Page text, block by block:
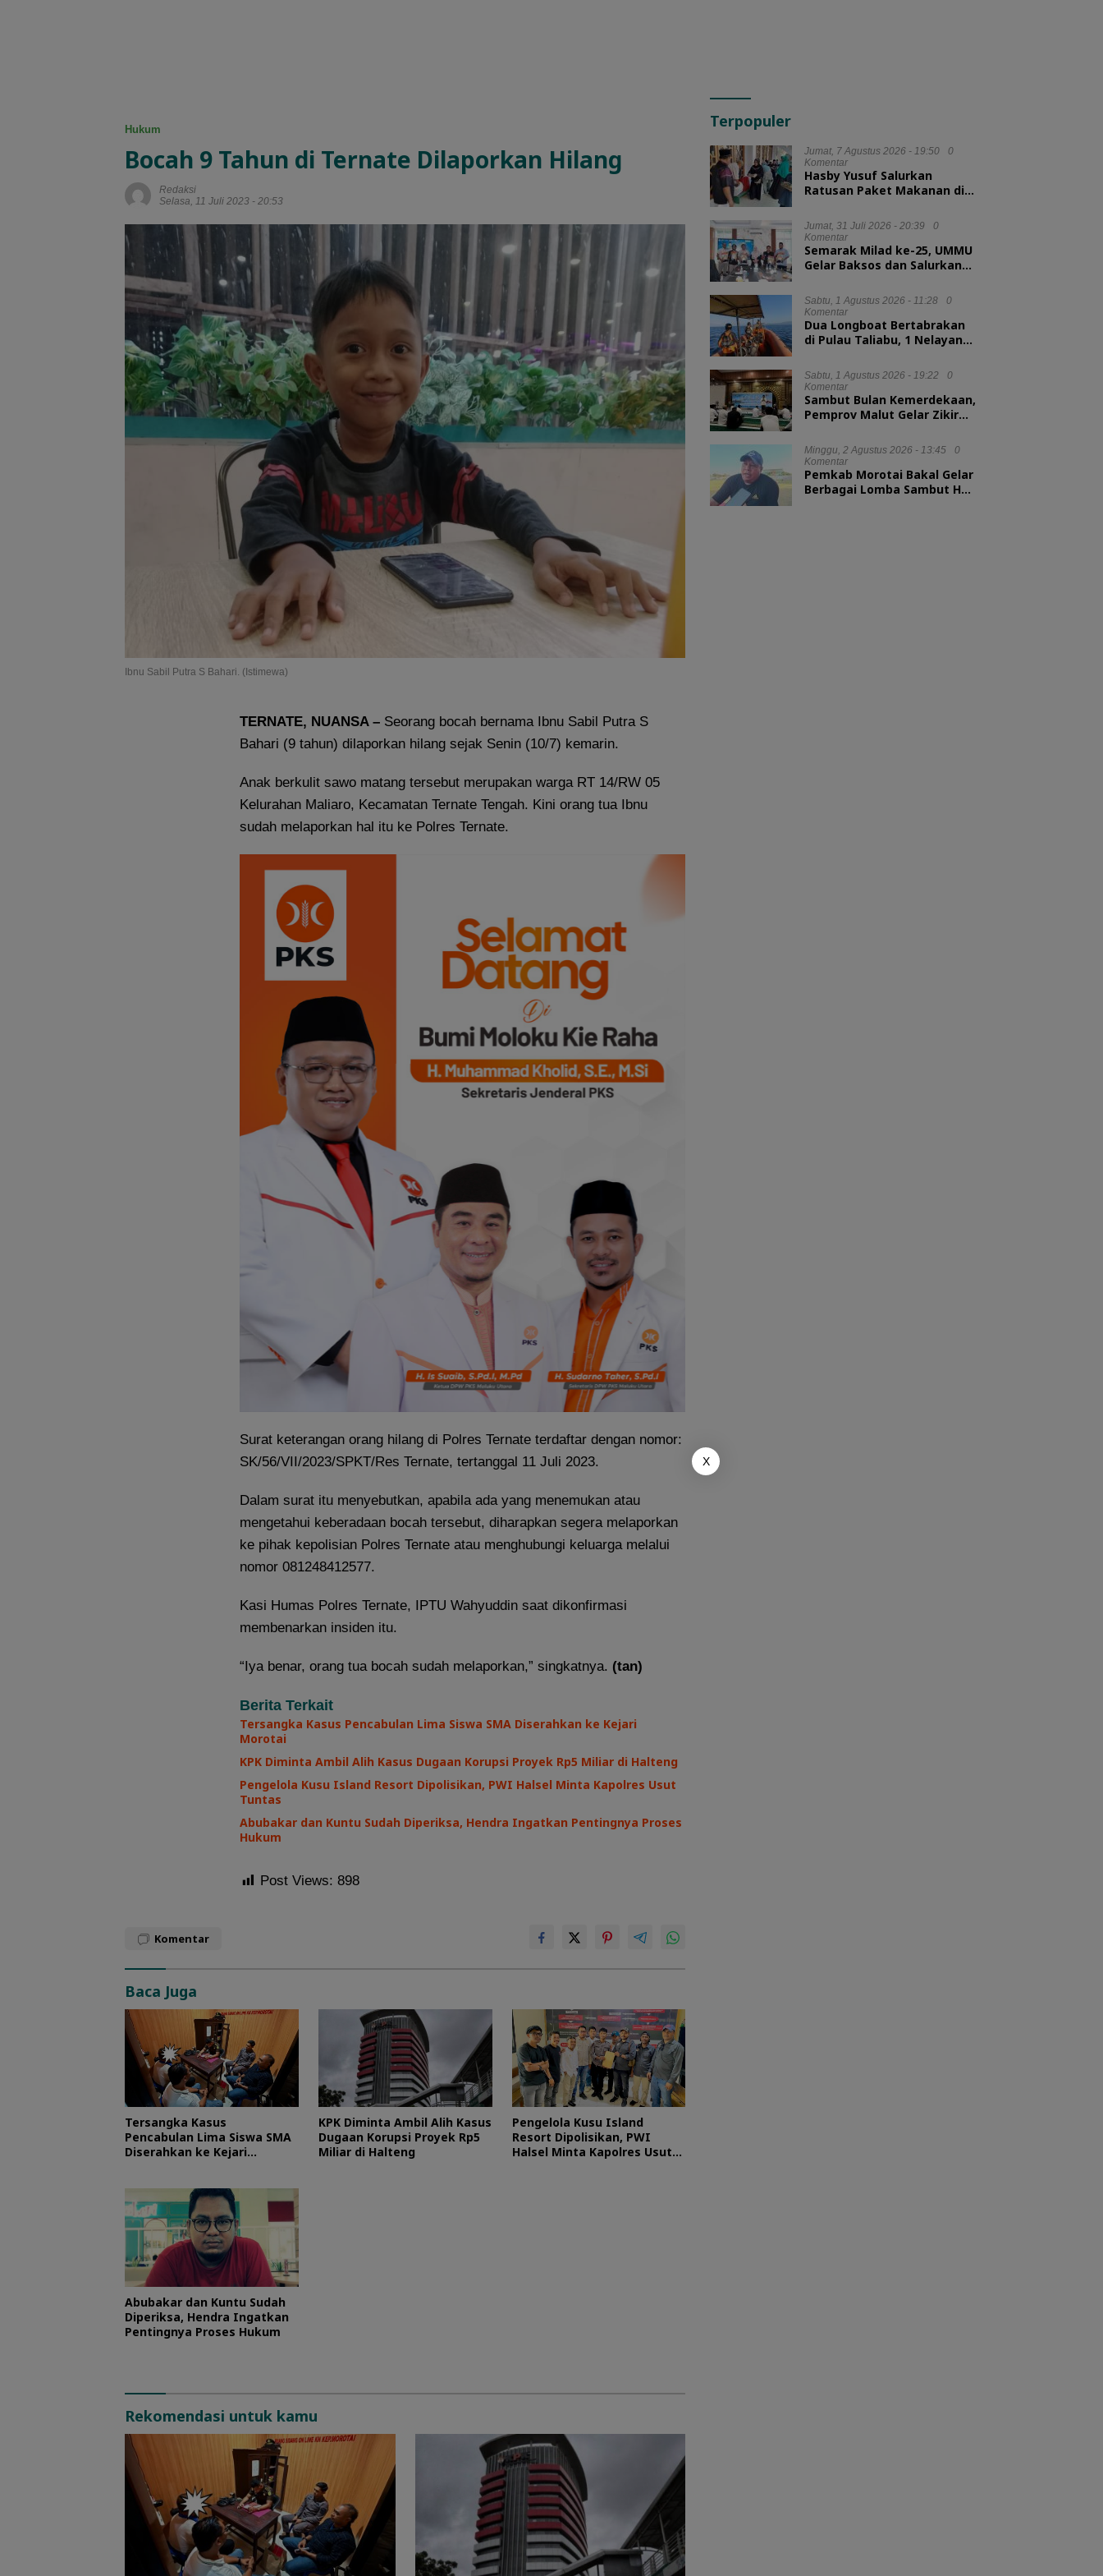
Hukum
Bocah 9 Tahun di Ternate Dilaporkan Hilang
Redaksi
Selasa, 11 Juli 2023 - 20:53
Ibnu Sabil Putra S Bahari. (Istimewa)
TERNATE, NUANSA – Seorang bocah bernama Ibnu Sabil Putra S
Bahari (9 tahun) dilaporkan hilang sejak Senin (10/7) kemarin.
Anak berkulit sawo matang tersebut merupakan warga RT 14/RW 05
Kelurahan Maliaro, Kecamatan Ternate Tengah. Kini orang tua Ibnu
sudah melaporkan hal itu ke Polres Ternate.
Surat keterangan orang hilang di Polres Ternate terdaftar dengan nomor:
SK/56/VII/2023/SPKT/Res Ternate, tertanggal 11 Juli 2023.
Dalam surat itu menyebutkan, apabila ada yang menemukan atau
mengetahui keberadaan bocah tersebut, diharapkan segera melaporkan
ke pihak kepolisian Polres Ternate atau menghubungi keluarga melalui
nomor 081248412577.
Kasi Humas Polres Ternate, IPTU Wahyuddin saat dikonfirmasi
membenarkan insiden itu.
“Iya benar, orang tua bocah sudah melaporkan,” singkatnya. (tan)
Berita Terkait
Tersangka Kasus Pencabulan Lima Siswa SMA Diserahkan ke Kejari
Morotai
KPK Diminta Ambil Alih Kasus Dugaan Korupsi Proyek Rp5 Miliar di Halteng
Pengelola Kusu Island Resort Dipolisikan, PWI Halsel Minta Kapolres Usut
Tuntas
Abubakar dan Kuntu Sudah Diperiksa, Hendra Ingatkan Pentingnya Proses
Hukum
Post Views: 898
Komentar
Baca Juga
Tersangka Kasus
Pencabulan Lima Siswa SMA
Diserahkan ke Kejari
KPK Diminta Ambil Alih Kasus
Dugaan Korupsi Proyek Rp5
Miliar di Halteng
Pengelola Kusu Island
Resort Dipolisikan, PWI
Halsel Minta Kapolres Usut
Abubakar dan Kuntu Sudah
Diperiksa, Hendra Ingatkan
Pentingnya Proses Hukum
Rekomendasi untuk kamu
Terpopuler
Jumat, 7 Agustus 2026 - 19:50
0
Komentar
Hasby Yusuf Salurkan
Ratusan Paket Makanan di
Jumat, 31 Juli 2026 - 20:39
0
Komentar
Semarak Milad ke-25, UMMU
Gelar Baksos dan Salurkan
Mahasiswa Kurang Mampu
Sabtu, 1 Agustus 2026 - 11:28
0
Komentar
Dua Longboat Bertabrakan
di Pulau Taliabu, 1 Nelayan
Sabtu, 1 Agustus 2026 - 19:22
0
Komentar
Sambut Bulan Kemerdekaan,
Pemprov Malut Gelar Zikir
Minggu, 2 Agustus 2026 - 13:45
0
Komentar
Pemkab Morotai Bakal Gelar
Berbagai Lomba Sambut HUT
X